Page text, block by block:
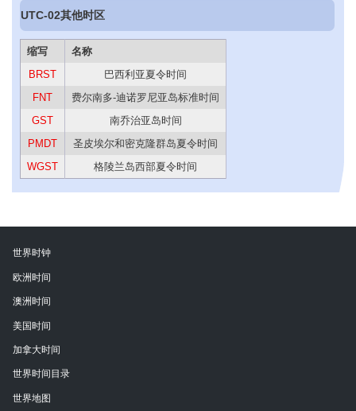
UTC-02其他时区
缩写
名称
BRST
巴西利亚夏令时间
FNT
费尔南多-迪诺罗尼亚岛标准时间
GST
南乔治亚岛时间
PMDT
圣皮埃尔和密克隆群岛夏令时间
WGST
格陵兰岛西部夏令时间
世界时钟
欧洲时间
澳洲时间
美国时间
加拿大时间
世界时间目录
世界地图